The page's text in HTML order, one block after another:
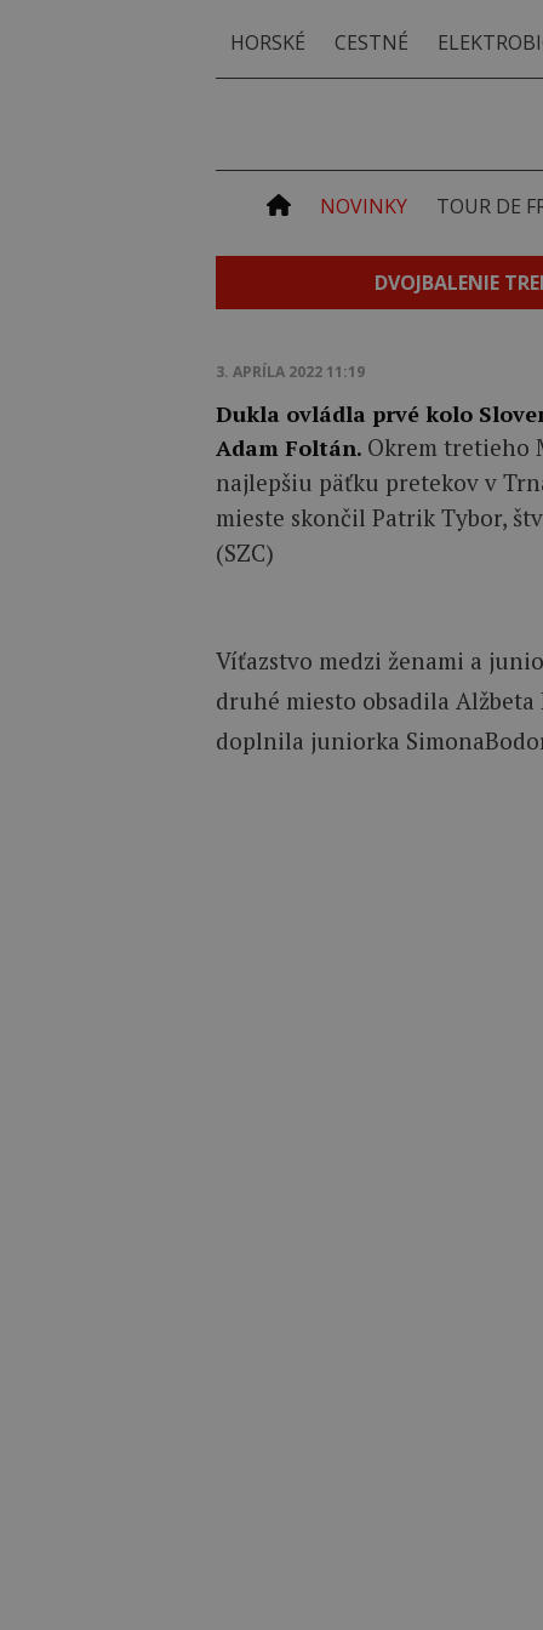
HORSKÉ CESTNÉ
NOVINKY TOUR DE
DVOJBALENIE
3. APRÍLA 2022 11:19
Dukla ovládla prvé kolo
Adam Foltán. Okrem tretieho
najlepšiu päťku pretekov v
mieste skončil Patrik Tybor,
(SZC)
Víťazstvo medzi ženami a
druhé miesto obsadila
doplnila juniorka